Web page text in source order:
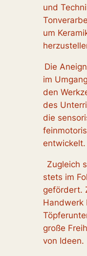
und
um
Die
im
den
des
die
entwickelt.
Zugleich
stets im
gefördert.
große
von Ideen.